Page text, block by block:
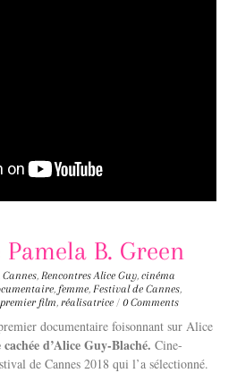
Pamela B. Green
,Cannes, Rencontres Alice Guy,cinéma
, femme, Festival de Cannes,
premier film, réalisatrice / 0 Comments
documentaire foisonnant sur Alice
d’Alice Guy-Blaché.Cine-
de Cannes 2018 qui l’a sélectionné.